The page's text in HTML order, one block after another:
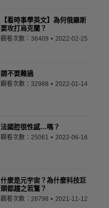
【看時事學英文】為何俄羅斯
要攻打烏克蘭？
觀看次數：36409 2022-02-25
請不要難過
觀看次數：32988 2022-01-14
法國腔很性感…嗎？
觀看次數：25061 2022-06-16
什麼是元宇宙？為什麼科技巨
頭都趨之若鶩？
觀看次數：28798 2021-11-12